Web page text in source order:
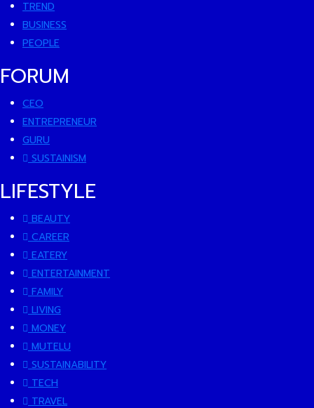
TREND
BUSINESS
PEOPLE
FORUM
CEO
ENTREPRENEUR
GURU
SUSTAINISM
LIFESTYLE
BEAUTY
CAREER
EATERY
ENTERTAINMENT
FAMILY
LIVING
MONEY
MUTELU
SUSTAINABILITY
TECH
TRAVEL